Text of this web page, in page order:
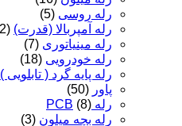
رله روسی (5)
رله آمپربالا (قدرت) (62)
رله مینیاتوری (7)
رله خودرویی (18)
رله پایه گرد ( تابلویی )
پاور (50)
رله PCB (8)
رله بچه میلون (3)